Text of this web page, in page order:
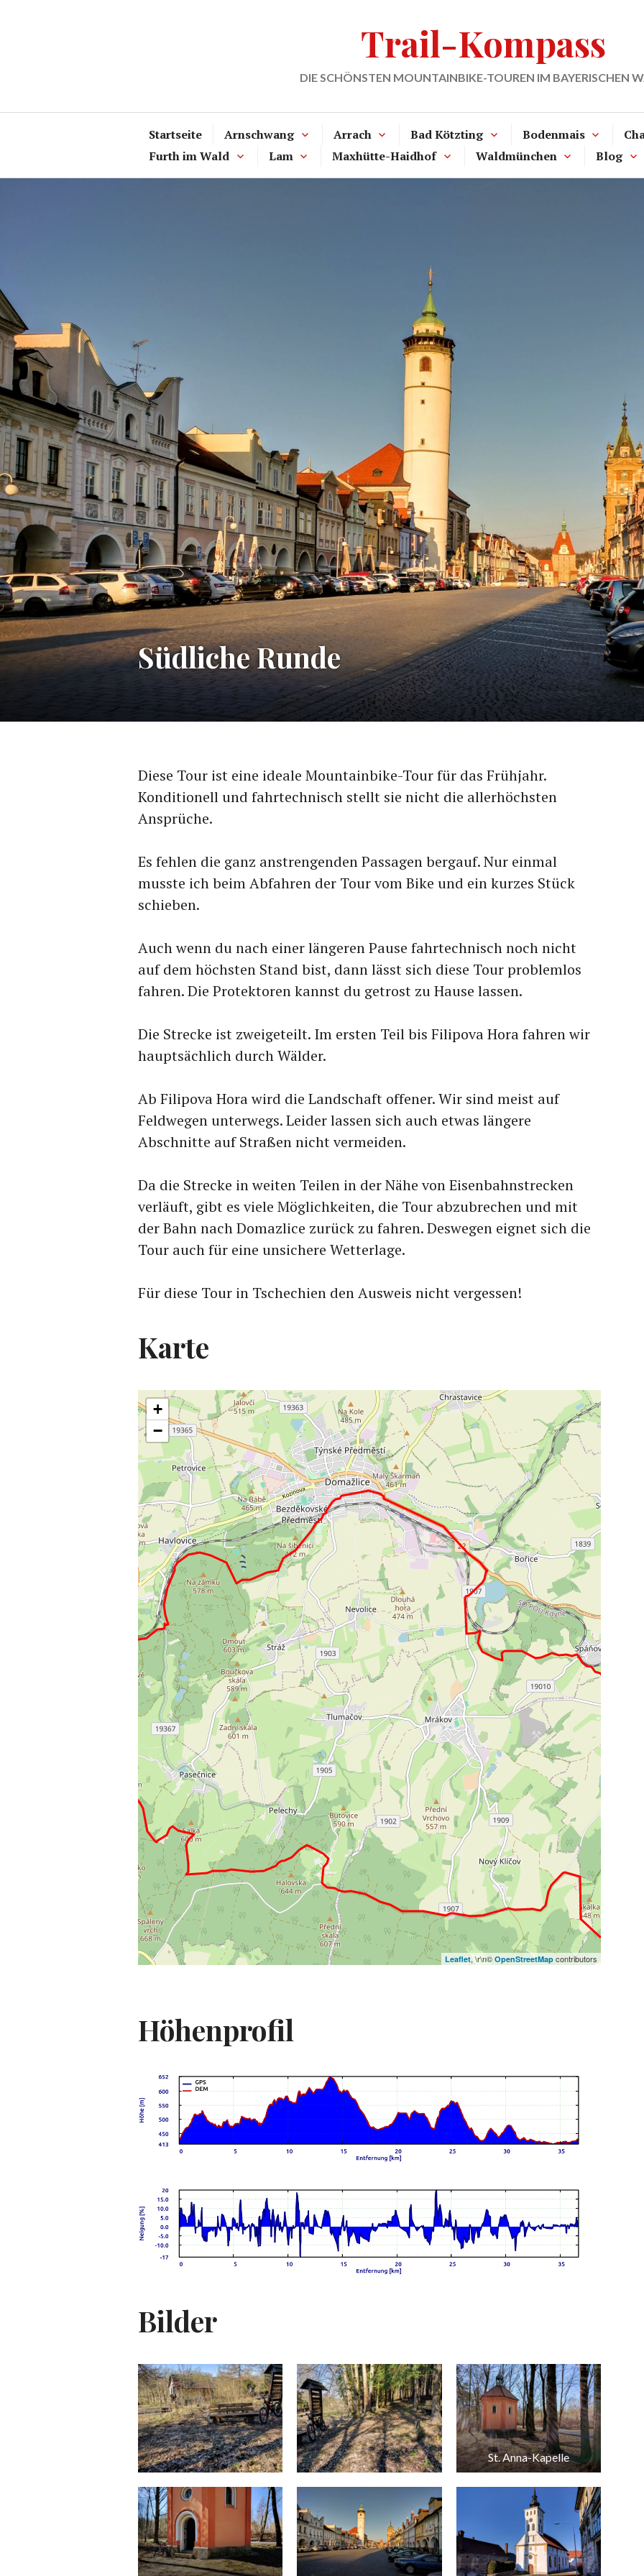
Trail-Kompass
DIE SCHÖNSTEN MOUNTAINBIKE-TOUREN IM BAYERISCHEN
Startseite Arnschwang Arrach Bad Kötzting Bodenmais
Furth im Wald
Lam Maxhütte-Haidhof Waldmünchen Blog
Südliche Runde
Diese Tour ist eine ideale Mountainbike-Tour für das Frühjahr.
Konditionell und fahrtechnisch stellt sie nicht die allerhöchsten
Ansprüche.
Es fehlen die ganz anstrengenden Passagen bergauf. Nur einmal
musste ich beim Abfahren der Tour vom Bike und ein kurzes Stück
schieben.
Auch wenn du nach einer längeren Pause fahrtechnisch noch nicht
auf dem höchsten Stand bist, dann lässt sich diese Tour problemlos
fahren. Die Protektoren kannst du getrost zu Hause lassen.
Die Strecke ist zweigeteilt. Im ersten Teil bis Filipova Hora fahren wir
hauptsächlich durch Wälder.
Ab Filipova Hora wird die Landschaft offener. Wir sind meist auf
Feldwegen unterwegs. Leider lassen sich auch etwas längere
Abschnitte auf Straßen nicht vermeiden.
Da die Strecke in weiten Teilen in der Nähe von Eisenbahnstrecken
verläuft, gibt es viele Möglichkeiten, die Tour abzubrechen und mit
der Bahn nach Domazlice zurück zu fahren. Deswegen eignet sich die
Tour auch für eine unsichere Wetterlage.
Für diese Tour in Tschechien den Ausweis nicht vergessen!
Karte
+
−
Leaflet, \r\n© OpenStreetMap contributors
Höhenprofil
Bilder
St. Anna-Kapelle